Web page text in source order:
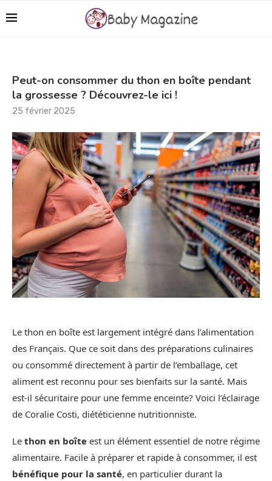
Peut-on consommer du thon en boîte pendant
la grossesse ? Découvrez-le ici !
25 février 2025
Le thon en boîte est largement intégré dans l’alimentation
des Français. Que ce soit dans des préparations culinaires
ou consommé directement à partir de l’emballage, cet
aliment est reconnu pour ses bienfaits sur la santé. Mais
est-il sécuritaire pour une femme enceinte? Voici l’éclairage
de Coralie Costi, diététicienne nutritionniste.
Le thon en boîte est un élément essentiel de notre régime
alimentaire. Facile à préparer et rapide à consommer, il est
bénéfique pour la santé, en particulier durant la